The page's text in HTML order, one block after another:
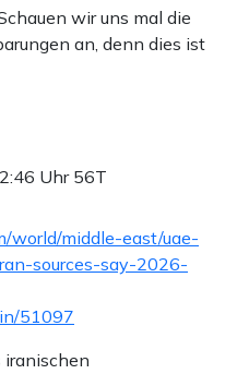
wir uns mal die
an, denn dies ist
Uhr 56T
world/middle-east/uae-
sources-say-2026-
51097
iranischen